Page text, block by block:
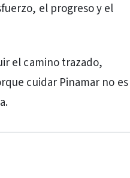
el progreso y el
el camino trazado,
cuidar Pinamar no es